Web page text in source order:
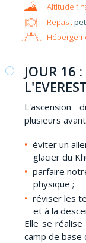
Repas :
JOUR 16
L'ascension
plusieurs
éviter un
glacier du
parfaire
physique ;
réviser les
et à la
Elle se
camp de base